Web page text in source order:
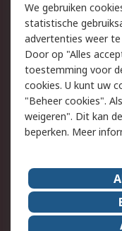
Track & Trace
Wettelijk
Cookiebeleid
Privacybeleid
Algemene
Over RS
RS Group
RS wereldwijd
We gebruiken
statistische
advertenties weer
Door op "Alles
toestemming voor
cookies. U kunt uw
"Beheer cookies".
weigeren". Dit kan
beperken. Meer